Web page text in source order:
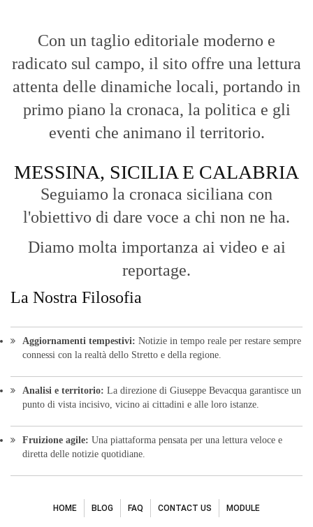
Con un taglio editoriale moderno e
radicato sul campo, il sito offre una lettura
attenta delle dinamiche locali, portando in
primo piano la cronaca, la politica e gli
eventi che animano il territorio.
MESSINA, SICILIA E CALABRIA
Seguiamo la cronaca siciliana con
l'obiettivo di dare voce a chi non ne ha.
Diamo molta importanza ai video e ai
reportage.
La Nostra Filosofia
Aggiornamenti tempestivi: Notizie in tempo reale per restare sempre
connessi con la realtà dello Stretto e della regione.
Analisi e territorio: La direzione di Giuseppe Bevacqua garantisce un
punto di vista incisivo, vicino ai cittadini e alle loro istanze.
Fruizione agile: Una piattaforma pensata per una lettura veloce e
diretta delle notizie quotidiane.
HOME BLOG FAQ CONTACT US MODULE